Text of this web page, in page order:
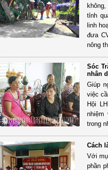
tỉnh
linh
đưa
nông
Sóc
nhân
Giúp
việc
Hội
nhiệm
trong
Cách
Với
phần